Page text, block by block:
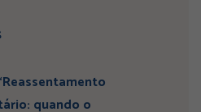
quando o